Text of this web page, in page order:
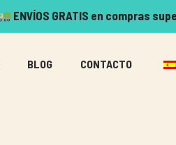
ENVÍOS GRATIS en compras
BLOG CONTACTO